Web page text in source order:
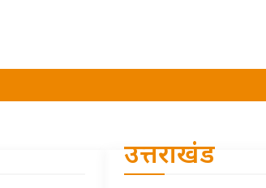
उत्तराखंड